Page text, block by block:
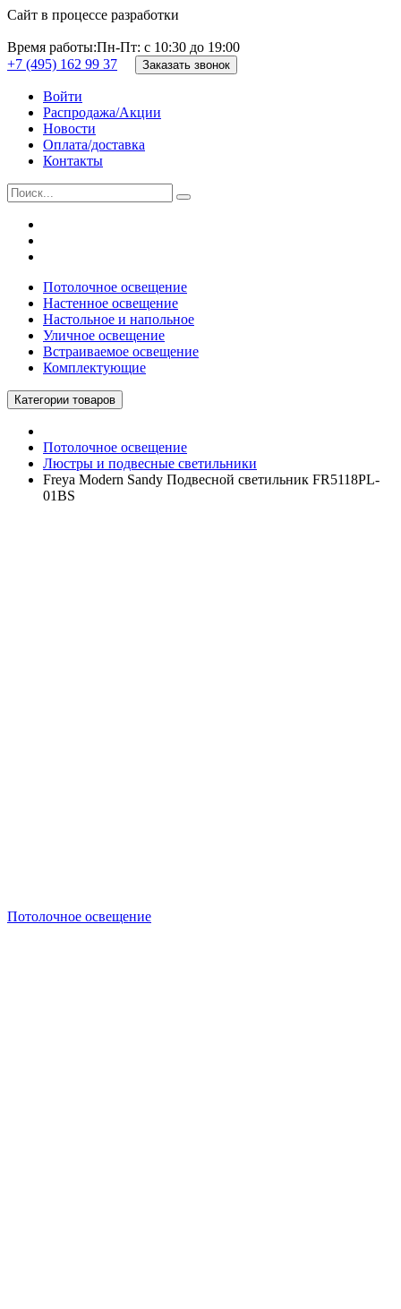
Сайт в процессе разработки
Время работы:Пн-Пт: с 10:30 до 19:00
+7 (495) 162 99 37
Заказать звонок
Войти
Распродажа/Акции
Новости
Оплата/доставка
Контакты
Потолочное освещение
Настенное освещение
Настольное и напольное
Уличное освещение
Встраиваемое освещение
Комплектующие
Категории товаров
Потолочное освещение
Люстры и подвесные светильники
Freya Modern Sandy Подвесной светильник FR5118PL-
01BS
Потолочное освещение